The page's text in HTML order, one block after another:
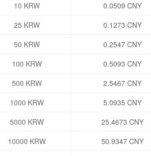
10 KRW
0.0509 CNY
25 KRW
0.1273 CNY
50 KRW
0.2547 CNY
100 KRW
0.5093 CNY
500 KRW
2.5467 CNY
1000 KRW
5.0935 CNY
5000 KRW
25.4673 CNY
10000 KRW
50.9347 CNY